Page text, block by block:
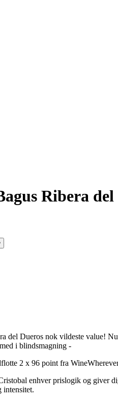
Ribera del
del Dueros nok vildeste value!
i blindsmagning -
2 x 96 point fra
enhver prislogik og giver
intensitet.